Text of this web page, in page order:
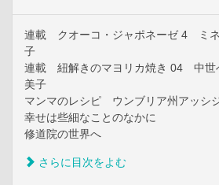
連載 クオーコ・ジャポネーゼ 4 ミ
子
連載 紐解きのマヨリカ焼き 04 中世
美子
マンマのレシピ ウンブリア州アッシ
幸せは些細なことのなかに
修道院の世界へ
さらに目次をよむ